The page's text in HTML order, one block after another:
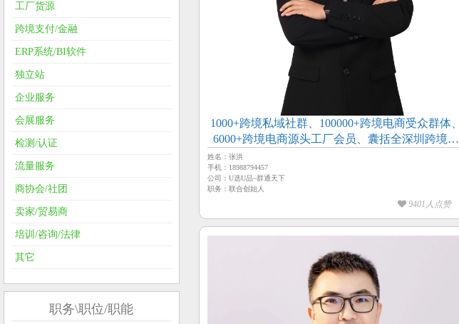
1000+跨境私域社群、100000+跨境电商受众群体、
6000+跨境电商源头工厂会员、囊括全深圳跨境电
商行业资源【群通天下-创始人-张洪】
姓名：张洪
手机：18988794457
公司：U选U品~群通天下
职务：联合创始人
9401人点赞
工厂货源
跨境支付/金融
ERP系统/BI软件
独立站
企业服务
会展服务
检测/认证
流量服务
商协会/社团
卖家/贸易商
培训/咨询/法律
其它
职务\职位/职能